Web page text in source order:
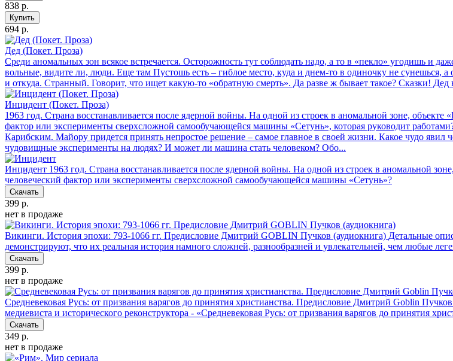
838 р.
Купить
694 р.
Дед (Покет. Проза)
Среди аномальных зон всякое встречается. Осторожность тут соблюдать надо, а то в «пекло» угодишь и
вольные, видите ли, люди. Еще там Пустошь есть – гиблое место, куда и днем-то в одиночку не
и откуда. Странный. Говорит, что ищет какую-то «обратную смерть». Да разве ж бывает такое? Сказки! Дед
Инцидент (Покет. Проза)
1963 год. Страна восстанавливается после ядерной войны. На одной из строек в аномальной зоне,
фактор или эксперименты сверхсложной самообучающейся машины «Сетунь», которая руководит
Карибским. Майору придется принять непростое решение – самое главное в своей жизни. Какое чудо
чудовищные эксперименты на людях? И может ли машина стать человеком? Обо...
Инцидент 1963 год. Страна восстанавливается после ядерной войны. На одной из строек в аномальной
человеческий фактор или эксперименты сверхсложной самообучающейся машины «Сетунь»?
Скачать
399 р.
нет в продаже
Викинги. История эпохи: 793-1066 гг. Предисловие Дмитрий GOBLIN Пучков (аудиокнига) Детальные
демонстрируют, что их реальная история намного сложней, разнообразней и увлекательней, чем любые
Скачать
399 р.
нет в продаже
Средневековая Русь: от призвания варягов до принятия христианства. Предисловие Дмитрий Goblin
медиевиста и исторического реконструктора - «Средневековая Русь: от призвания варягов до принятия
Скачать
349 р.
нет в продаже